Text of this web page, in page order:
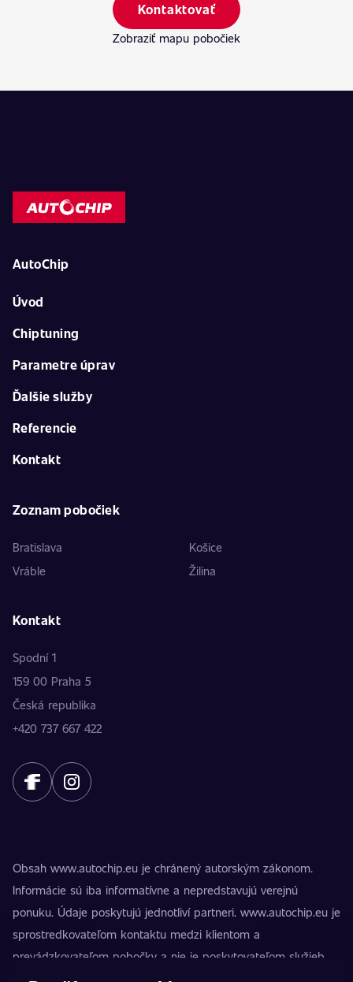
Kontaktovať
Zobraziť mapu pobočiek
AutoChip
Úvod
Chiptuning
Parametre úprav
Ďalšie služby
Referencie
Kontakt
Zoznam pobočiek
Bratislava
Košice
Vráble
Žilina
Kontakt
Spodní 1
159 00 Praha 5
Česká republika
+420 737 667 422
Obsah www.autochip.eu je chránený autorským zákonom.
Informácie sú iba informatívne a nepredstavujú verejnú
ponuku. Údaje poskytujú jednotliví partneri. www.autochip.eu je
sprostredkovateľom kontaktu medzi klientom a
prevádzkovateľom pobočky a nie je poskytovateľom služieb.
AutoChip® je registrovaná ochranná známka Petra Kučeru.